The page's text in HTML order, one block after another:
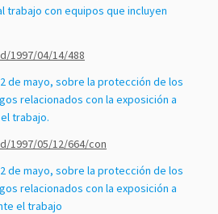
trabajo con equipos que incluyen
1997/04/14/488
de mayo, sobre la protección de los
relacionados con la exposición a
trabajo.
1997/05/12/664/con
de mayo, sobre la protección de los
relacionados con la exposición a
el trabajo